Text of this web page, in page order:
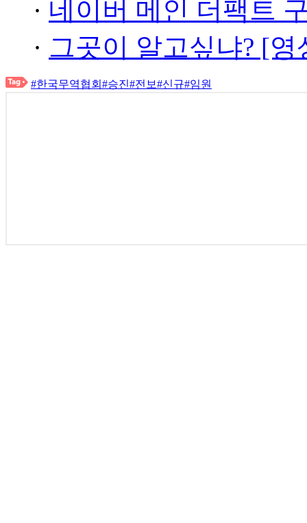
· 네이버 메인 더팩트
· 그곳이 알고싶냐? [
#한국무역협회 #승진#전보#신규#임원